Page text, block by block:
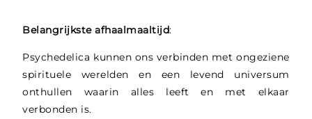
Belangrijkste afhaalmaaltijd:
Psychedelica kunnen ons verbinden met ongeziene
spirituele werelden en een levend universum
onthullen waarin alles leeft en met elkaar
verbonden is.